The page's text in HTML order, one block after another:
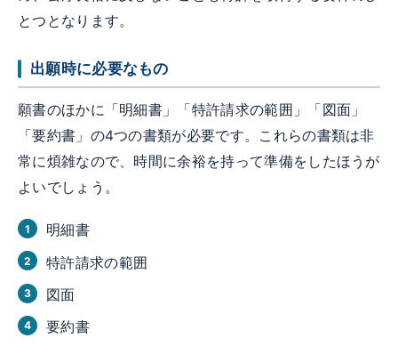
とつとなります。
出願時に必要なもの
願書のほかに「明細書」「特許請求の範囲」「図面」
「要約書」の4つの書類が必要です。これらの書類は非
常に煩雑なので、時間に余裕を持って準備をしたほうが
よいでしょう。
明細書
特許請求の範囲
図面
要約書